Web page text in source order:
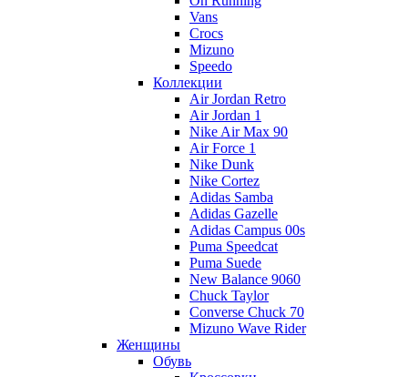
Vans
Crocs
Mizuno
Speedo
Коллекции
Air Jordan Retro
Air Jordan 1
Nike Air Max 90
Air Force 1
Nike Dunk
Nike Cortez
Adidas Samba
Adidas Gazelle
Adidas Campus 00s
Puma Speedcat
Puma Suede
New Balance 9060
Chuck Taylor
Converse Chuck 70
Mizuno Wave Rider
Женщины
Обувь